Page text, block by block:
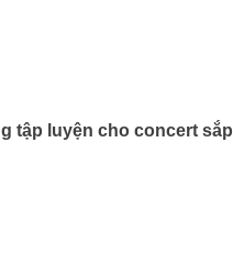
tập luyện cho concert sắp